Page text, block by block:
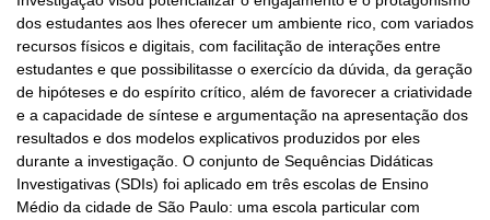
dos estudantes aos lhes oferecer um ambiente rico, com variados
recursos físicos e digitais, com facilitação de interações entre
estudantes e que possibilitasse o exercício da dúvida, da geração
de hipóteses e do espírito crítico, além de favorecer a criatividade
e a capacidade de síntese e argumentação na apresentação dos
resultados e dos modelos explicativos produzidos por eles
durante a investigação. O conjunto de Sequências Didáticas
Investigativas (SDIs) foi aplicado em três escolas de Ensino
Médio da cidade de São Paulo: uma escola particular com